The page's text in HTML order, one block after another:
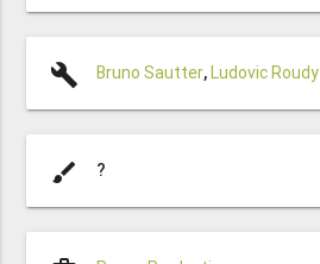
build Bruno Sautter,Ludovic Roudy
brush ?